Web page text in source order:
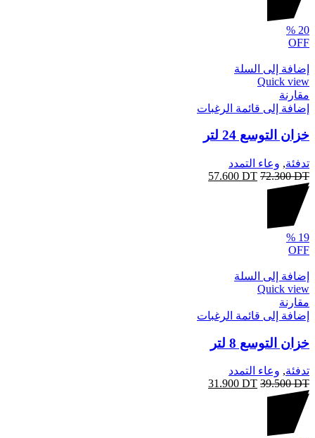
20
%
OFF
إضافة إلى السلة
Quick view
مقارنة
إضافة إلى قائمة الرغبات
خزان التوسع 24 لتر
تدفئة, وعاء التمدد
72.300DT
57.600 DT
19
%
OFF
إضافة إلى السلة
Quick view
مقارنة
إضافة إلى قائمة الرغبات
خزان التوسع 8 لتر
تدفئة, وعاء التمدد
39.500DT
31.900 DT